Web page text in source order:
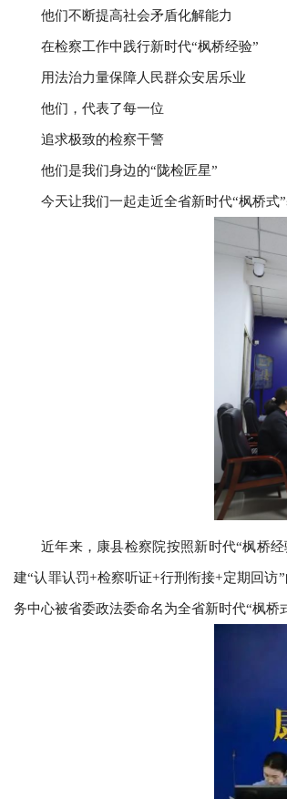
他们不断提高社会矛盾化解能力
在检察工作中践行新时代“枫桥经验”
用法治力量保障人民群众安居乐业
他们，代表了每一位
追求极致的检察干警
他们是我们身边的“陇检匠星”
今天让我们一起走近全省新时代“枫桥
近年来，康县检察院按照新时代“枫桥
建“认罪认罚+检察听证+行刑衔接+定期回访
务中心被省委政法委命名为全省新时代“枫桥